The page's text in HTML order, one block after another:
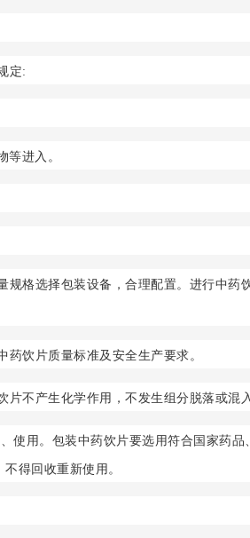
定:
进入。
格选择包装设备，合理配置。进行中
饮片质量标准及安全生产要求。
不产生化学作用，不发生组分脱落或混
用。包装中药饮片要选用符合国家药
得回收重新使用。